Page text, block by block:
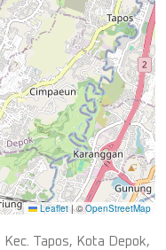
Leaflet |©OpenStreetMap
Tapos, Kota Depok,